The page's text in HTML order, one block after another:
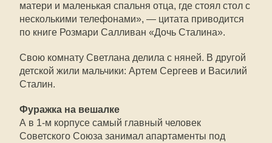
матери и маленькая спальня отца, где стоял стол с
несколькими телефонами», — цитата приводится
по книге Розмари Салливан «Дочь Сталина».
Свою комнату Светлана делила с няней. В другой
детской жили мальчики: Артем Сергеев и Василий
Сталин.
Фуражка на вешалке
А в 1-м корпусе самый главный человек
Советского Союза занимал апартаменты под